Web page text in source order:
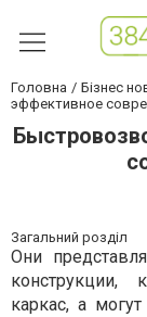
Головна Бізнес
эффективное
Загальний розділ
Они
конструкции,
каркас, а